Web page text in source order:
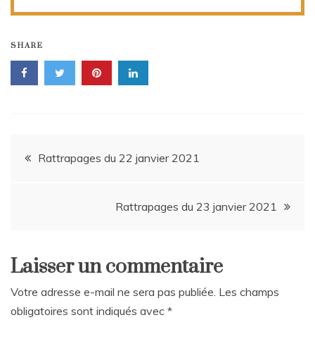
SHARE
Navigation
Rattrapages du 22 janvier 2021
Rattrapages du 23 janvier 2021
Laisser un commentaire
Votre adresse e-mail ne sera pas publiée. Les champs
obligatoires sont indiqués avec *